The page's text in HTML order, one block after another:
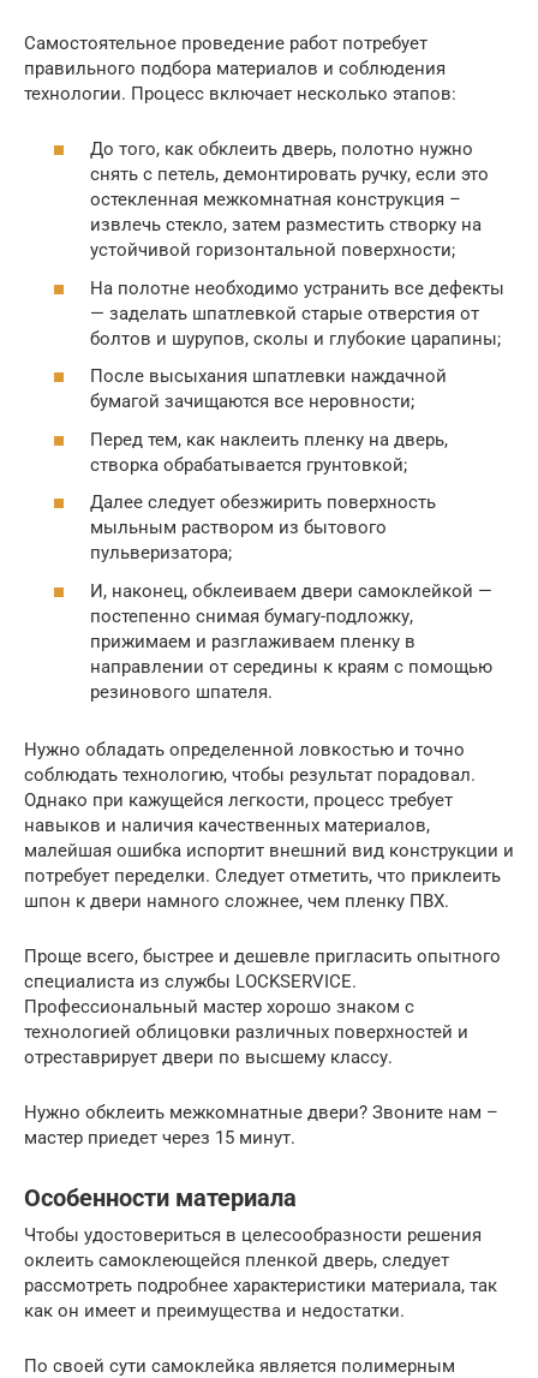
Самостоятельное проведение работ потребует
правильного подбора материалов и соблюдения
технологии. Процесс включает несколько этапов:
До того, как обклеить дверь, полотно нужно
снять с петель, демонтировать ручку, если это
остекленная межкомнатная конструкция –
извлечь стекло, затем разместить створку на
устойчивой горизонтальной поверхности;
На полотне необходимо устранить все дефекты
— заделать шпатлевкой старые отверстия от
болтов и шурупов, сколы и глубокие царапины;
После высыхания шпатлевки наждачной
бумагой зачищаются все неровности;
Перед тем, как наклеить пленку на дверь,
створка обрабатывается грунтовкой;
Далее следует обезжирить поверхность
мыльным раствором из бытового
пульверизатора;
И, наконец, обклеиваем двери самоклейкой —
постепенно снимая бумагу-подложку,
прижимаем и разглаживаем пленку в
направлении от середины к краям с помощью
резинового шпателя.
Нужно обладать определенной ловкостью и точно
соблюдать технологию, чтобы результат порадовал.
Однако при кажущейся легкости, процесс требует
навыков и наличия качественных материалов,
малейшая ошибка испортит внешний вид конструкции и
потребует переделки. Следует отметить, что приклеить
шпон к двери намного сложнее, чем пленку ПВХ.
Проще всего, быстрее и дешевле пригласить опытного
специалиста из службы LOCKSERVICE.
Профессиональный мастер хорошо знаком с
технологией облицовки различных поверхностей и
отреставрирует двери по высшему классу.
Нужно обклеить межкомнатные двери? Звоните нам –
мастер приедет через 15 минут.
Особенности материала
Чтобы удостовериться в целесообразности решения
оклеить самоклеющейся пленкой дверь, следует
рассмотреть подробнее характеристики материала, так
как он имеет и преимущества и недостатки.
По своей сути самоклейка является полимерным